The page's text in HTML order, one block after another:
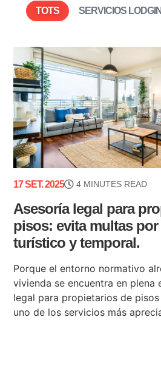
SERVICIOS
TOTS
17 SET. 2025 4 MINUTES READ
Asesoría legal para
pisos: evita multas
turístico y temporal.
Porque el entorno normativo
vivienda se encuentra en plena
legal para propietarios de
uno de los servicios más